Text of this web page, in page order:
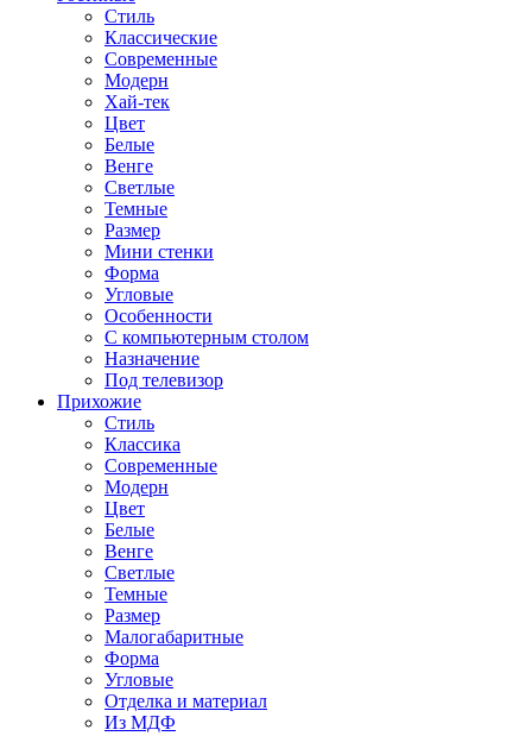
Стиль
Классические
Современные
Модерн
Хай-тек
Цвет
Белые
Венге
Светлые
Темные
Размер
Мини стенки
Форма
Угловые
Особенности
С компьютерным столом
Назначение
Под телевизор
Прихожие
Стиль
Классика
Современные
Модерн
Цвет
Белые
Венге
Светлые
Темные
Размер
Малогабаритные
Форма
Угловые
Отделка и материал
Из МДФ